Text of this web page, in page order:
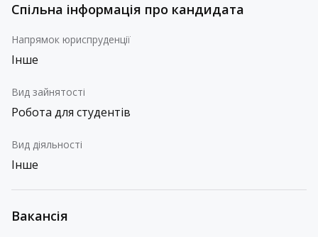
Спільна інформація про кандидата
Напрямок юриспруденції
Інше
Вид зайнятості
Робота для студентів
Вид діяльності
Інше
Вакансія